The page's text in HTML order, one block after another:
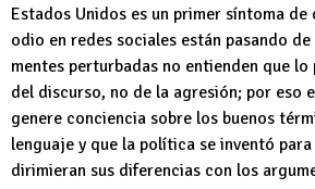
Estados Unidos es un primer síntoma
odio en redes sociales están pasando
mentes perturbadas no entienden que
del discurso, no de la agresión; por eso
genere conciencia sobre los buenos
lenguaje y que la política se inventó
dirimieran sus diferencias con los